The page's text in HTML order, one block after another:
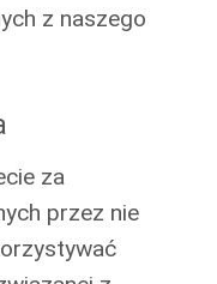
z naszego
za
przez nie